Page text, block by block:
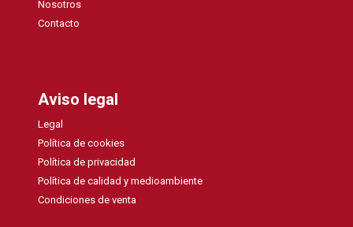
Nosotros
Contacto
Aviso legal
Legal
Política de cookies
Política de privacidad
Política de calidad y medioambiente
Condiciones de venta